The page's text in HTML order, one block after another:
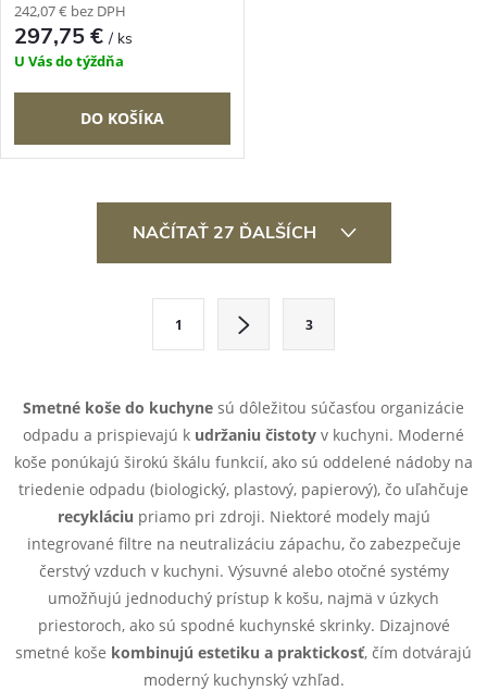
242,07 € bez DPH
297,75 €/ ks
U Vás do týždňa
DO KOŠÍKA
d
a
c
r
NAČÍTAŤ 27 ĎALŠÍCH
á
n
k
o
e
1 3
Smetné koše do kuchyne sú dôležitou súčasťou organizácie
odpadu a prispievajú k udržaniu čistoty v kuchyni. Moderné
koše ponúkajú širokú škálu funkcií, ako sú oddelené nádoby na
triedenie odpadu (biologický, plastový, papierový), čo uľahčuje
recykláciu priamo pri zdroji. Niektoré modely majú
integrované filtre na neutralizáciu zápachu, čo zabezpečuje
čerstvý vzduch v kuchyni. Výsuvné alebo otočné systémy
umožňujú jednoduchý prístup k košu, najmä v úzkych
priestoroch, ako sú spodné kuchynské skrinky. Dizajnové
smetné koše kombinujú estetiku a praktickosť, čím dotvárajú
moderný kuchynský vzhľad.